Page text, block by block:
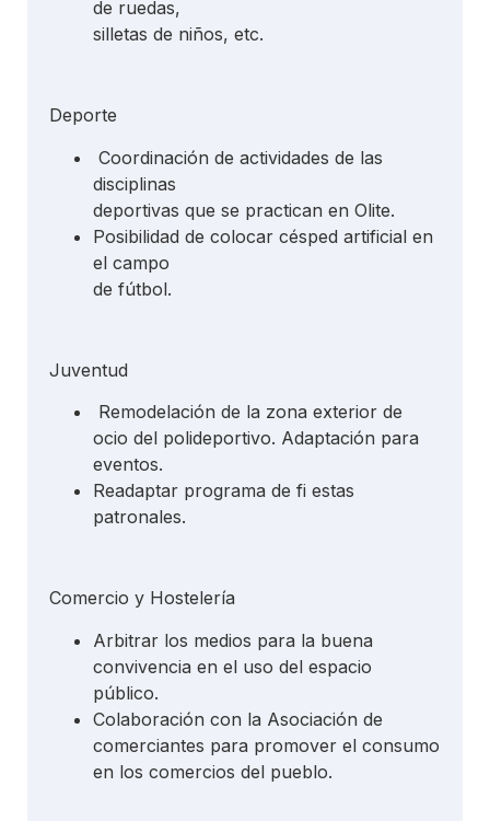
de ruedas,
silletas de niños, etc.
Deporte
Coordinación de actividades de las
disciplinas
deportivas que se practican en Olite.
Posibilidad de colocar césped artificial en
el campo
de fútbol.
Juventud
Remodelación de la zona exterior de
ocio del polideportivo. Adaptación para
eventos.
Readaptar programa de fi estas
patronales.
Comercio y Hostelería
Arbitrar los medios para la buena
convivencia en el uso del espacio
público.
Colaboración con la Asociación de
comerciantes para promover el consumo
en los comercios del pueblo.